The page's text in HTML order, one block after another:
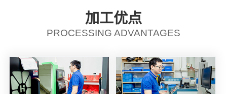
加工优点
PROCESSING ADVANTAGES